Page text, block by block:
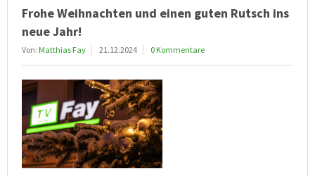
Frohe Weihnachten und einen guten Rutsch ins
neue Jahr!
Von: Matthias Fay 21.12.2024 0 Kommentare